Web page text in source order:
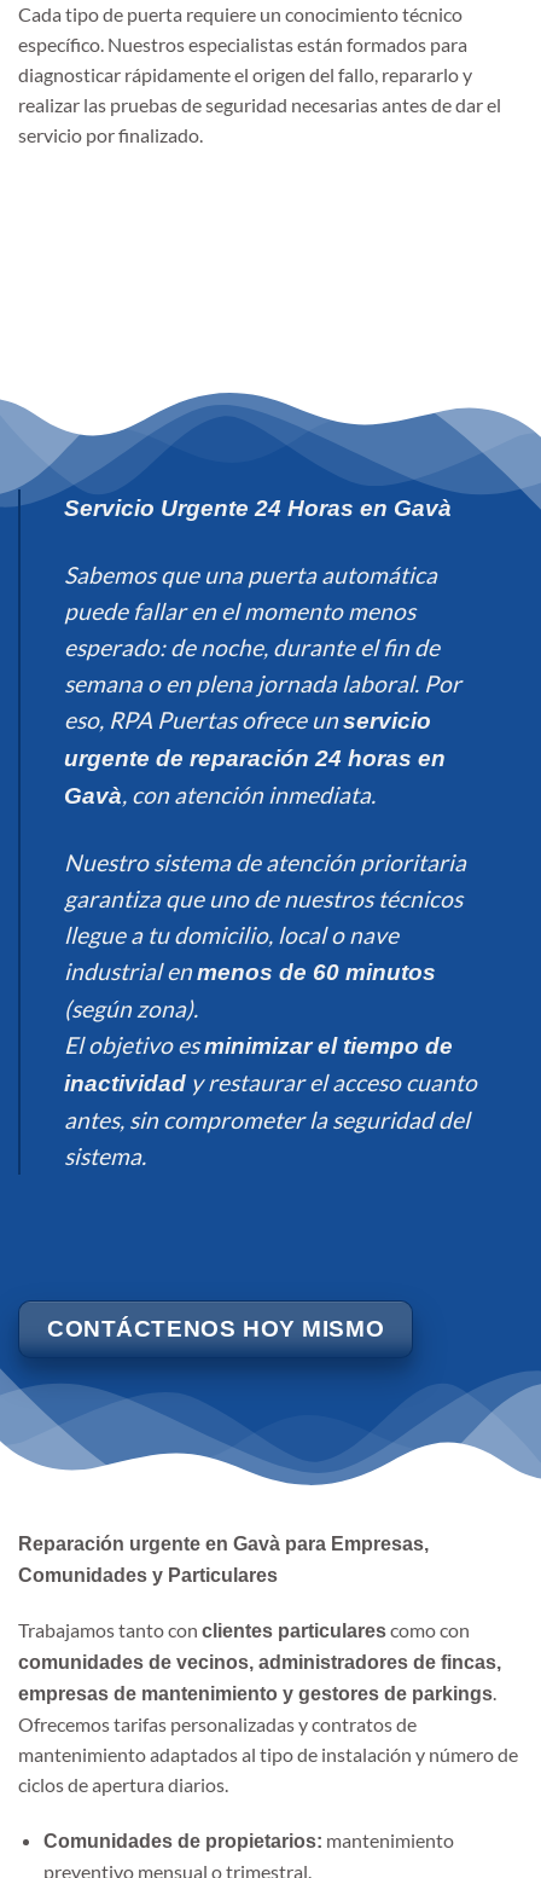
Cada tipo de puerta requiere un conocimiento técnico
específico. Nuestros especialistas están formados para
diagnosticar rápidamente el origen del fallo, repararlo y
realizar las pruebas de seguridad necesarias antes de dar el
servicio por finalizado.
Servicio Urgente 24 Horas en Gavà
Sabemos que una puerta automática
puede fallar en el momento menos
esperado: de noche, durante el fin de
semana o en plena jornada laboral. Por
eso, RPA Puertas ofrece unservicio
urgente de reparación 24 horas en
Gavà, con atención inmediata.
Nuestro sistema de atención prioritaria
garantiza que uno de nuestros técnicos
llegue a tu domicilio, local o nave
industrial enmenos de 60 minutos
(según zona).
El objetivo esminimizar el tiempo de
inactividad y restaurar el acceso cuanto
antes, sin comprometer la seguridad del
sistema.
CONTÁCTENOS HOY MISMO
Reparación urgente en Gavà para Empresas,
Comunidades y Particulares
Trabajamos tanto con clientes particularescomo con
comunidades de vecinos, administradores de fincas,
empresas de mantenimiento y gestores de parkings.
Ofrecemos tarifas personalizadas y contratos de
mantenimiento adaptados al tipo de instalación y número de
ciclos de apertura diarios.
Comunidades de propietarios: mantenimiento
preventivo mensual o trimestral.